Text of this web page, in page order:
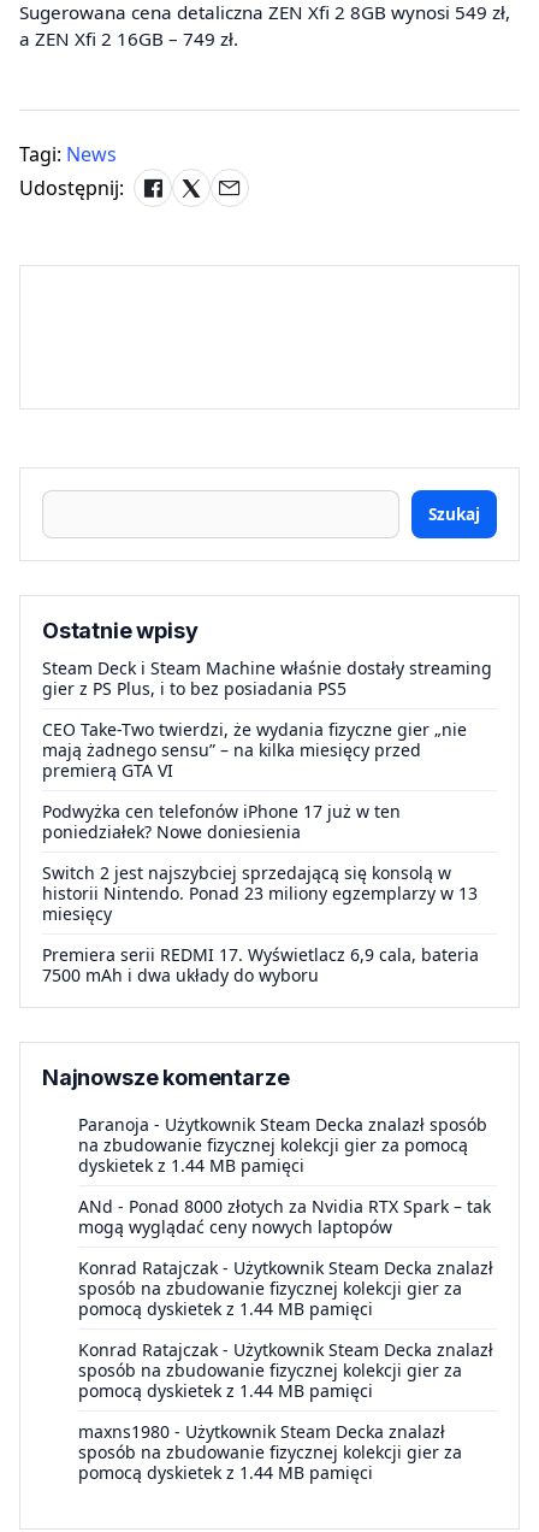
Sugerowana cena detaliczna ZEN Xfi 2 8GB wynosi 549 zł,
a ZEN Xfi 2 16GB – 749 zł.
Tagi: News
Udostępnij:
Szukaj
Ostatnie wpisy
Steam Deck i Steam Machine właśnie dostały streaming
gier z PS Plus, i to bez posiadania PS5
CEO Take-Two twierdzi, że wydania fizyczne gier „nie
mają żadnego sensu” – na kilka miesięcy przed
premierą GTA VI
Podwyżka cen telefonów iPhone 17 już w ten
poniedziałek? Nowe doniesienia
Switch 2 jest najszybciej sprzedającą się konsolą w
historii Nintendo. Ponad 23 miliony egzemplarzy w 13
miesięcy
Premiera serii REDMI 17. Wyświetlacz 6,9 cala, bateria
7500 mAh i dwa układy do wyboru
Najnowsze komentarze
Paranoja - Użytkownik Steam Decka znalazł sposób
na zbudowanie fizycznej kolekcji gier za pomocą
dyskietek z 1.44 MB pamięci
ANd - Ponad 8000 złotych za Nvidia RTX Spark – tak
mogą wyglądać ceny nowych laptopów
Konrad Ratajczak - Użytkownik Steam Decka znalazł
sposób na zbudowanie fizycznej kolekcji gier za
pomocą dyskietek z 1.44 MB pamięci
Konrad Ratajczak - Użytkownik Steam Decka znalazł
sposób na zbudowanie fizycznej kolekcji gier za
pomocą dyskietek z 1.44 MB pamięci
maxns1980 - Użytkownik Steam Decka znalazł
sposób na zbudowanie fizycznej kolekcji gier za
pomocą dyskietek z 1.44 MB pamięci